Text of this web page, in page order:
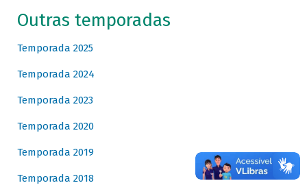
Outras temporadas
Temporada 2025
Temporada 2024
Temporada 2023
Temporada 2020
Temporada 2019
Temporada 2018